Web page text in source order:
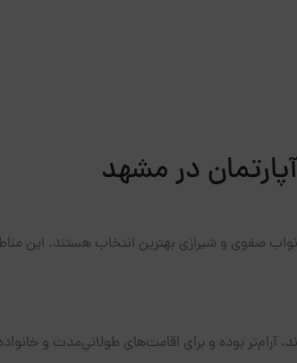
در مشهد
صفوی و شیرازی بهترین انتخاب هستند. این
آرام‌تر بوده و برای اقامت‌های طولانی‌مدت و